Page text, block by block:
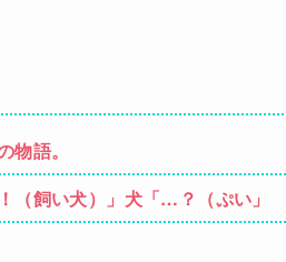
語。
（飼い犬）」犬「…？（ぷい」